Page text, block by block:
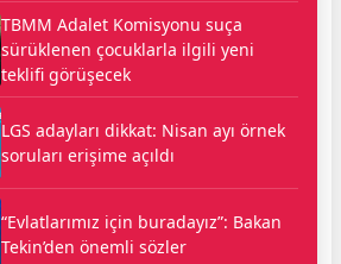
TBMM Adalet Komisyonu suça
sürüklenen çocuklarla ilgili yeni
teklifi görüşecek
LGS adayları dikkat: Nisan ayı örnek
soruları erişime açıldı
“Evlatlarımız için buradayız”: Bakan
Tekin’den önemli sözler